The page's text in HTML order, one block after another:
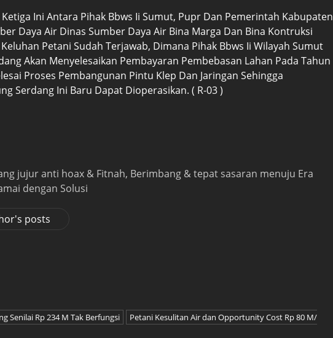
Ini Antara Pihak Bbws Ii Sumut, Pupr Dan Pemerintah Kabupaten
Daya Air Dinas Sumber Daya Air Bina Marga Dan Bina Kontruksi
Petani Sudah Terjawab, Dimana Pihak Bbws Ii Wilayah Sumut
Akan Menyelesaikan Pembayaran Pembebasan Lahan Pada Tahun
Proses Pembangunan Pintu Klep Dan Jaringan Sehingga
Serdang Ini Baru Dapat Dioperasikan. ( R-03 )
jujur anti hoax & Fitnah, Berimbang & tepat sasaran menuju Era
dengan Solusi
posts
Senilai Rp 234 M Tak Berfungsi
Petani Kesulitan Air dan Opportunity Cost Rp 80 M/